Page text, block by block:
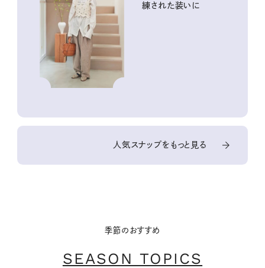
練された装いに
人気スナップをもっと見る
季節のおすすめ
SEASON TOPICS